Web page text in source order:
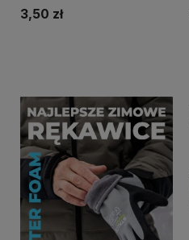
3,50 zł